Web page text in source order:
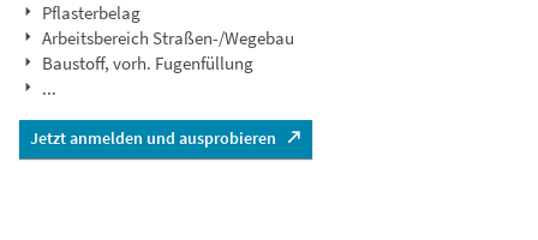
Pflasterbelag
Arbeitsbereich Straßen-/Wegebau
Baustoff, vorh. Fugenfüllung
...
Jetzt anmelden und ausprobieren